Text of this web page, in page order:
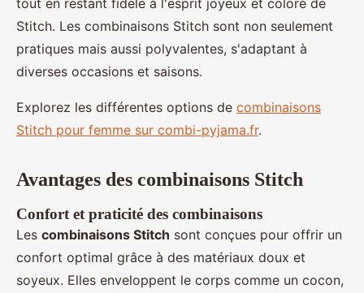
Stitch. Les combinaisons Stitch sont non seulement
pratiques mais aussi polyvalentes, s'adaptant à
diverses occasions et saisons.
Explorez les différentes options de combinaisons
Stitch pour femme sur combi-pyjama.fr.
Avantages des combinaisons Stitch
Confort et praticité des combinaisons
Les combinaisons Stitch sont conçues pour offrir un
confort optimal grâce à des matériaux doux et
soyeux. Elles enveloppent le corps comme un cocon,